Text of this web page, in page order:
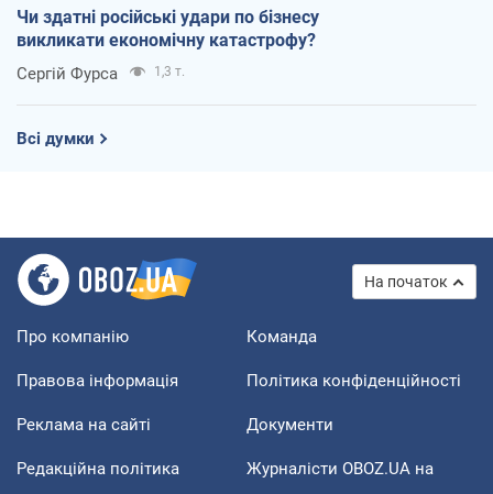
Чи здатні російські удари по бізнесу
викликати економічну катастрофу?
Сергій Фурса 1,3 т.
Всі думки
На початок
Про компанію Команда
Правова інформація Політика конфіденційності
Реклама на сайті Документи
Редакційна політика
Журналісти OBOZ.UA на